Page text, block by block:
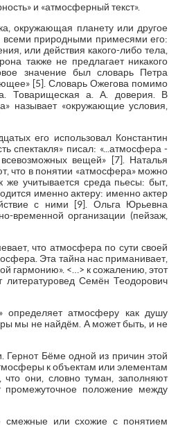
и «атмосферный текст».
окружающая планету или другое
природными примесями его:
или действия какого-либо тела,
также не предлагает никакого
значение был словарь Петра
[5]. Словарь Ожегова помимо
Товарищеская а. А. доверия. В
называет «окружающие условия,
его использовал Константин
спектакля» писал: «...атмосфера -
вещей» [7]. Наталья
что в понятии «атмосфера» можно
же учитывается среда пьесы: быт,
именно актеру: именно актер
с ними [9]. Ольга Юрьевна
временной организации (пейзаж,
что атмосфера по сути своей
Эта тайна нас приманивает,
гармонию». <…> к сожалению, этот
литературовед Семён Теодорович
определяет атмосферу как душу
мы не найдём. А может быть, и не
Гернот Бёме одной из причин этой
к объектам или элементам
они, словно туман, заполняют
положение между
смежные или схожие с понятием